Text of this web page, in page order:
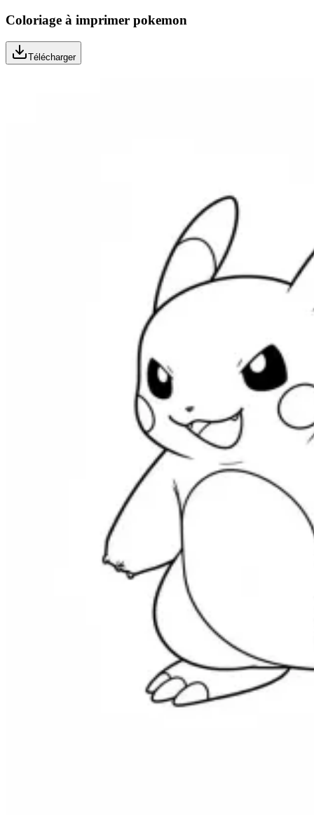
Coloriage à imprimer pokemon
Télécharger